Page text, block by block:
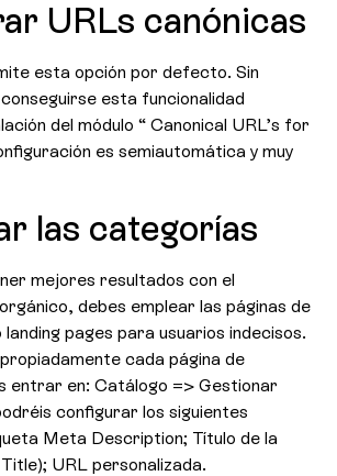
URLs canónicas
esta opción por defecto. Sin
esta funcionalidad
del módulo “ Canonical URL’s for
es semiautomática y muy
las categorías
mejores resultados con el
debes emplear las páginas de
pages para usuarios indecisos.
cada página de
entrar en: Catálogo => Gestionar
configurar los siguientes
Meta Description; Título de la
URL personalizada.